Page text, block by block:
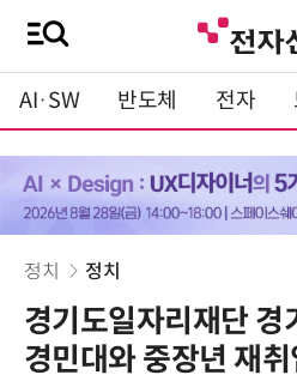
AI·SW 반도체 전자
정치 정치
경기도일자리재단 경
경민대와 중장년 재